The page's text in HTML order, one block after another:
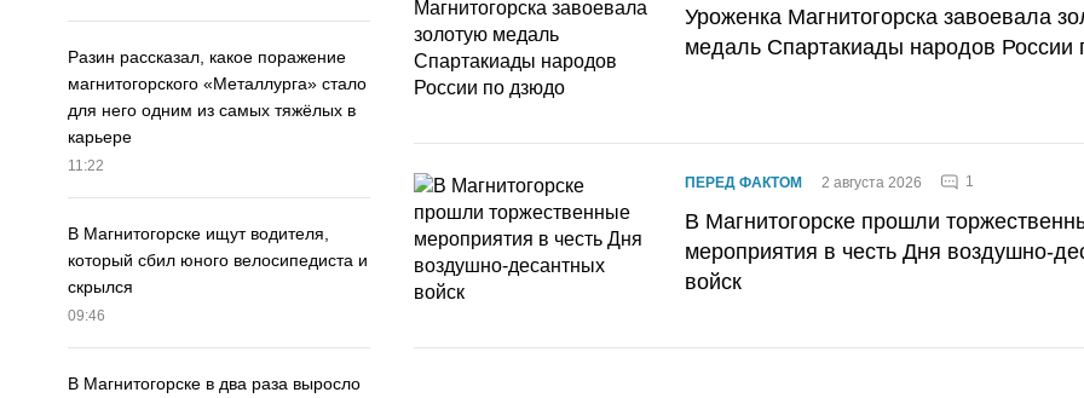
Разин рассказал, какое поражение
магнитогорского «Металлурга» стало
для него одним из самых тяжёлых в
карьере
11:22
В Магнитогорске ищут водителя,
который сбил юного велосипедиста и
скрылся
09:46
В Магнитогорске в два раза выросло
Уроженка Магнитогорска завоевала
медаль Спартакиады народов России
ПЕРЕД ФАКТОМ 2 августа 2026 1
В Магнитогорске прошли
мероприятия в честь Дня воздушно-
войск